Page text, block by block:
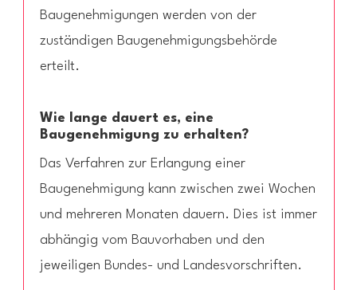
Baugenehmigungen werden von der
zuständigen Baugenehmigungsbehörde
erteilt.
Wie lange dauert es, eine
Baugenehmigung zu erhalten?
Das Verfahren zur Erlangung einer
Baugenehmigung kann zwischen zwei Wochen
und mehreren Monaten dauern. Dies ist immer
abhängig vom Bauvorhaben und den
jeweiligen Bundes- und Landesvorschriften.